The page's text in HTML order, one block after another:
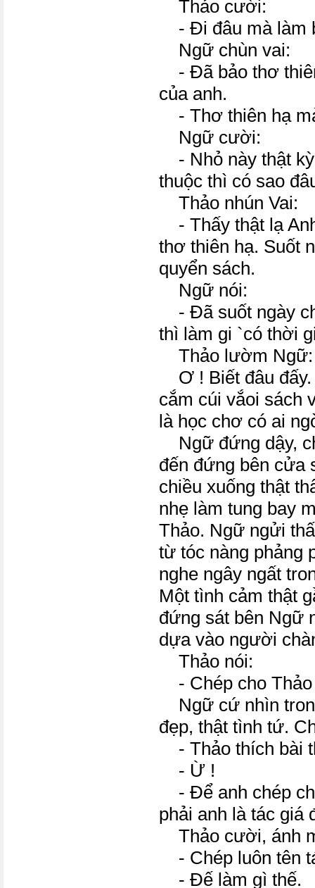
Thảo cười:
- Đi đâu mà làm
Ngữ chùn vai:
- Đã bảo thơ
của anh.
- Thơ thiên hạ
Ngữ cười:
- Nhỏ này thật
thuộc thì có sao
Thảo nhún Vai:
- Thấy thật lạ
thơ thiên hạ. Suốt
quyển sách.
Ngữ nói:
- Đã suốt ngày
thì làm gi `có thời
Thảo lườm Ngữ:
Ơ ! Biết đâu
cắm cúi vắoi sách
là học chơ có ai
Ngữ đứng dậy,
đến đứng bên cửa
chiều xuống thật
nhẹ làm tung bay
Thảo. Ngữ ngửi
từ tóc nàng phảng
nghe ngây ngất
Một tình cảm thật
đứng sát bên Ngữ
dựa vào người
Thảo nói:
- Chép cho
Ngữ cứ nhìn
đẹp, thật tình tứ.
- Thảo thích bài
- Ừ !
- Để anh chép
phải anh là tác giá
Thảo cười, ánh
- Chép luôn tên
- Đế làm gì thế.